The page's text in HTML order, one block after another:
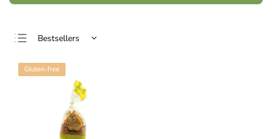
Bestsellers
Most expensive
Alphabetically
Gluten-free